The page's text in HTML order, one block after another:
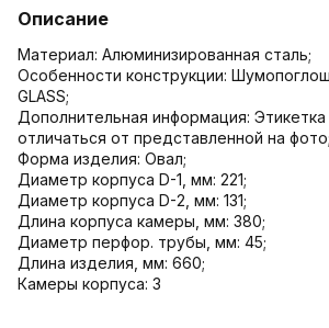
Описание
Материал: Алюминизированная сталь;
Особенности конструкции:
GLASS;
Дополнительная информация:
отличаться от представленной на фото;
Форма изделия: Овал;
Диаметр корпуса D-1, мм: 221;
Диаметр корпуса D-2, мм: 131;
Длина корпуса камеры, мм: 380;
Диаметр перфор. трубы, мм: 45;
Длина изделия, мм: 660;
Камеры корпуса: 3